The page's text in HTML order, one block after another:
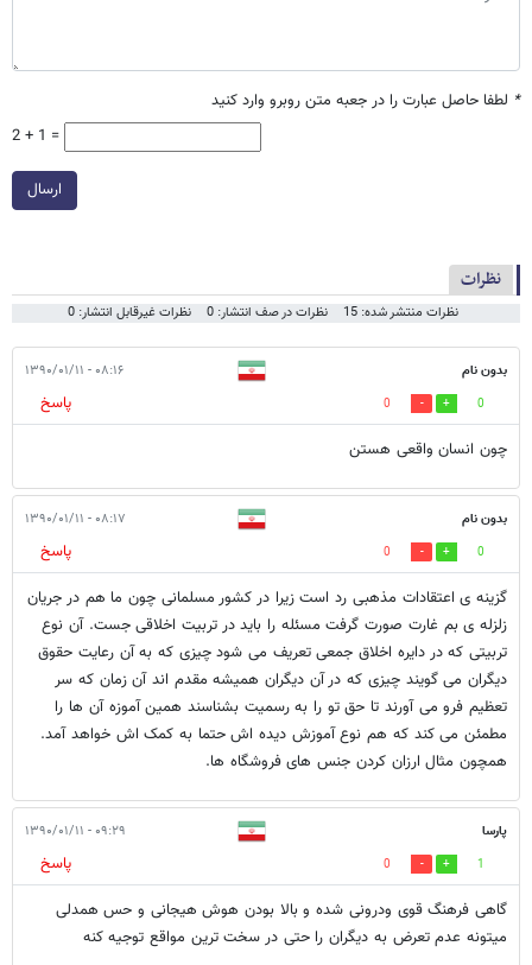
* لطفا حاصل عبارت را در جعبه متن روبرو وارد کنید
2 + 1 =
ارسال
نظرات
نظرات منتشر شده: 15 نظرات در صف انتشار: 0 نظرات غیرقابل انتشار: 0
بدون نام ۰۸:۱۶ - ۱۳۹۰/۰۱/۱۱
0
0
پاسخ
چون انسان واقعی هستن
بدون نام ۰۸:۱۷ - ۱۳۹۰/۰۱/۱۱
0
0
پاسخ
گزینه ی اعتقادات مذهبی رد است زیرا در کشور مسلمانی چون ما هم در جریان
زلزله ی بم غارت صورت گرفت مسئله را باید در تربیت اخلاقی جست. آن نوع
تربیتی که در دایره اخلاق جمعی تعریف می شود چیزی که به آن رعایت حقوق
دیگران می گویند چیزی که در آن دیگران همیشه مقدم اند آن زمان که سر
تعظیم فرو می آورند تا حق تو را به رسمیت بشناسند همین آموزه آن ها را
مطمئن می کند که هم نوع آموزش دیده اش حتما به کمک اش خواهد آمد.
همچون مثال ارزان کردن جنس های فروشگاه ها.
پارسا ۰۹:۲۹ - ۱۳۹۰/۰۱/۱۱
1
0
پاسخ
گاهی فرهنگ قوی ودرونی شده و بالا بودن هوش هیجانی و حس همدلی
میتونه عدم تعرض به دیگران را حتی در سخت ترین مواقع توجیه کنه